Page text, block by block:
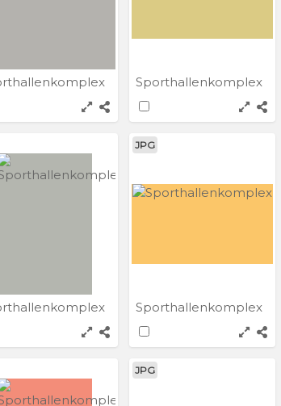
Sporthallenkomplex
JPG
Sporthallenkomplex
JPG